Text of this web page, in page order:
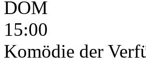
DOM
15:00
Komödie der